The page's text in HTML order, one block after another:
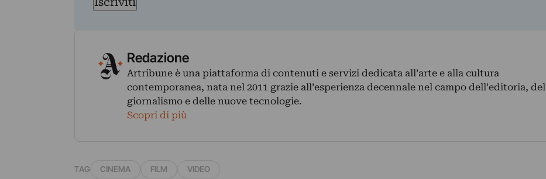
Redazione
Artribune è una piattaforma di contenuti e servizi dedicata all’arte e alla cultura
contemporanea, nata nel 2011 grazie all’esperienza decennale nel campo dell’editoria, del
giornalismo e delle nuove tecnologie.
Scopri di più
TAG CINEMA FILM VIDEO